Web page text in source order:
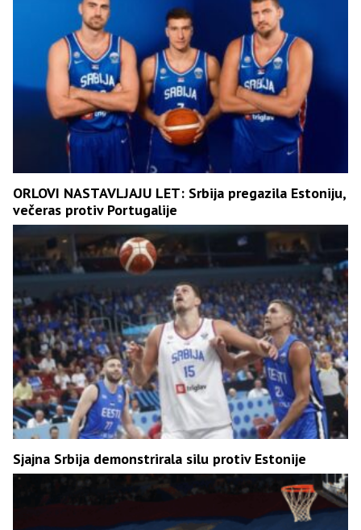
ORLOVI NASTAVLJAJU LET: Srbija pregazila Estoniju,
večeras protiv Portugalije
Sjajna Srbija demonstrirala silu protiv Estonije